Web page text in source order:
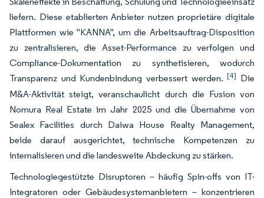
liefern. Diese etablierten Anbieter nutzen proprietäre digitale
Plattformen wie "KANNA", um die Arbeitsauftrag-Disposition
zu zentralisieren, die Asset-Performance zu verfolgen und
Compliance-Dokumentation zu synthetisieren, wodurch
Transparenz und Kundenbindung verbessert werden.[4] Die
M&A-Aktivität steigt, veranschaulicht durch die Fusion von
Nomura Real Estate im Jahr 2025 und die Übernahme von
Sealex Facilities durch Daiwa House Realty Management,
beide darauf ausgerichtet, technische Kompetenzen zu
internalisieren und die landesweite Abdeckung zu stärken.
Technologiegestützte Disruptoren – häufig Spin-offs von IT-
Integratoren oder Gebäudesystemanbietern – konzentrieren